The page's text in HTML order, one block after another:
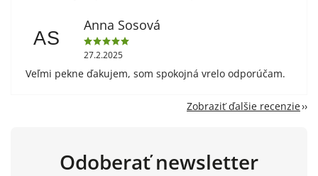
AS
Anna Sosová
27.2.2025
Veľmi pekne ďakujem, som spokojná vrelo odporúčam.
Zobraziť ďalšie recenzie
Odoberať newsletter